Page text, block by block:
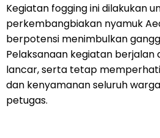
Kegiatan fogging ini dilakukan
perkembangbiakan nyamuk
berpotensi menimbulkan
Pelaksanaan kegiatan
lancar, serta tetap
dan kenyamanan seluruh
petugas.